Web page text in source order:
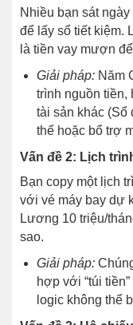
Nhiều bạn sát
để lấy sổ tiết kiệm.
là tiền vay mượn
Giải pháp:Năm
trình nguồn
tài sản khác (Sổ
thế hoặc bổ trợ
Vấn đề 2: Lịch
Bạn copy một lịch
với vé máy bay dự
Lương 10 triệu/
sao.
Giải pháp:
hợp với “túi
logic không thể